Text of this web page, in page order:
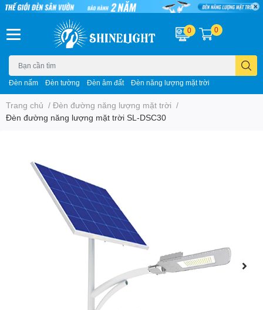
Đèn nấm Đèn tường Đèn âm đất Đèn năng lượng mặt trời
0 0
Trang chủ / Đèn đường năng lượng mặt trời /
Đèn đường năng lượng mặt trời SL-DSC30